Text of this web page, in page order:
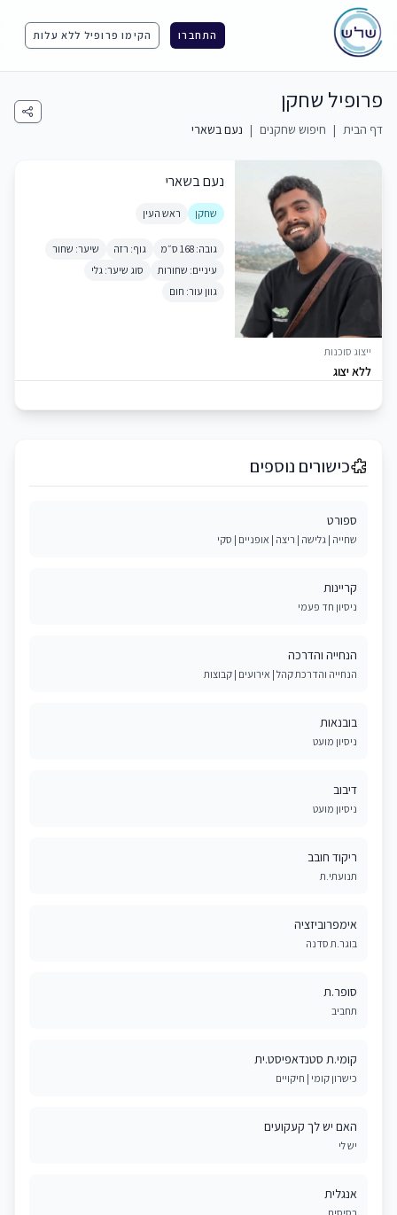
התחברו הקימו פרופיל ללא עלות
פרופיל שחקן
דף הבית | חיפוש שחקנים | נעם בשארי
ייצוג סוכנות
ללא יצוג
נעם בשארי
שחקן ראש העין
גובה: 168 ס״מ גוף: רזה
שיער: שחור
עיניים: שחורות
סוג שיער: גלי
גוון עור: חום
כישורים נוספים
ספורט
שחייה | גלישה | ריצה | אופניים | סקי
קריינות
ניסיון חד פעמי
הנחייה והדרכה
הנחייה והדרכת קהל | אירועים | קבוצות
בובנאות
ניסיון מועט
דיבוב
ניסיון מועט
ריקוד חובב
תנועתי.ת
אימפרוביזציה
בוגר.ת סדנה
סופר.ת
תחביב
קומי.ת סטנדאפיסט.ית
כישרון קומי | חיקויים
האם יש לך קעקועים
יש לי
אנגלית